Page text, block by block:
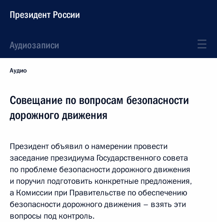
Президент России
Аудиозаписи
Аудио
Совещание по вопросам безопасности
дорожного движения
Президент объявил о намерении провести
заседание президиума Государственного совета
по проблеме безопасности дорожного движения
и поручил подготовить конкретные предложения,
а Комиссии при Правительстве по обеспечению
безопасности дорожного движения – взять эти
вопросы под контроль.